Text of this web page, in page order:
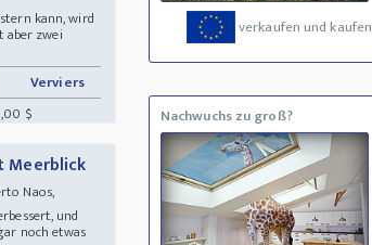
kann, wird
aber zwei
Verviers
$
Meerblick
Naos,
und
noch etwas
verkaufen und kaufen
Nachwuchs zu groß?